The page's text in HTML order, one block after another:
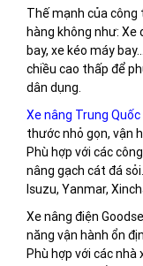
Thế mạnh của công
hàng không như: Xe
bay, xe kéo máy
chiều cao thấp để
dân dụng.
Xe nâng Trung Quốc
thước nhỏ gọn, vận
Phù hợp với các
nâng gạch cát đá
Isuzu, Yanmar,
Xe nâng điện
năng vận hành ổn
Phù hợp với các nhà